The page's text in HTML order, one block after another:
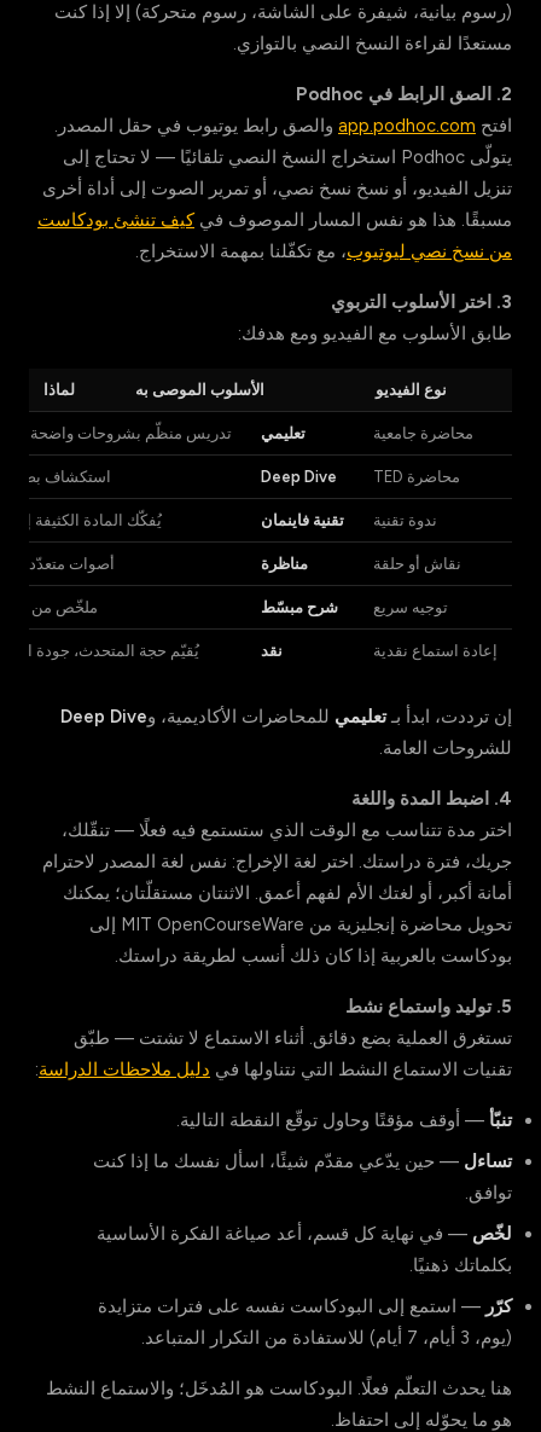
(رسوم بيانية، شيفرة على الشاشة، رسوم متحركة) إلا إذا كنت
مستعدًا لقراءة النسخ النصي بالتوازي.
2. الصق الرابط في Podhoc
افتح app.podhoc.com والصق رابط يوتيوب في حقل المصدر.
يتولّى Podhoc استخراج النسخ النصي تلقائيًا — لا تحتاج إلى
تنزيل الفيديو، أو نسخ نسخ نصي، أو تمرير الصوت إلى أداة أخرى
مسبقًا. هذا هو نفس المسار الموصوف فيكيف تنشئ بودكاست
من نسخ نصي ليوتيوب، مع تكفّلنا بمهمة الاستخراج.
3. اختر الأسلوب التربوي
طابق الأسلوب مع الفيديو ومع هدفك:
نوع الفيديو الأسلوب الموصى به لماذا
محاضرة جامعية تعليمي تدريس منظّم بشروحات واضحة
محاضرة TED Deep Dive استكشاف
ندوة تقنية تقنية فاينمان يُفكّك المادة الكثيفة إلى
نقاش أو حلقة مناظرة أصوات متعدّدة
توجيه سريع شرح مبسّط ملخّص من 5 إلى 10 دقائق للقاء الأول
إعادة استماع نقدية نقد يُقيّم حجة المتحدث، جودة
إن ترددت، ابدأ بـتعليمي للمحاضرات الأكاديمية، وDeep Dive
للشروحات العامة.
4. اضبط المدة واللغة
اختر مدة تتناسب مع الوقت الذي ستستمع فيه فعلًا — تنقّلك،
جريك، فترة دراستك. اختر لغة الإخراج: نفس لغة المصدر لاحترام
أمانة أكبر، أو لغتك الأم لفهم أعمق. الاثنتان مستقلّتان؛ يمكنك
تحويل محاضرة إنجليزية من MIT OpenCourseWare إلى
بودكاست بالعربية إذا كان ذلك أنسب لطريقة دراستك.
5. توليد واستماع نشط
تستغرق العملية بضع دقائق. أثناء الاستماع لا تشتت — طبّق
تقنيات الاستماع النشط التي نتناولها في دليل ملاحظات الدراسة:
تنبّأ — أوقف مؤقتًا وحاول توقّع النقطة التالية.
تساءل — حين يدّعي مقدّم شيئًا، اسأل نفسك ما إذا كنت
توافق.
لخّص — في نهاية كل قسم، أعد صياغة الفكرة الأساسية
بكلماتك ذهنيًا.
كرّر — استمع إلى البودكاست نفسه على فترات متزايدة
(يوم، 3 أيام، 7 أيام) للاستفادة من التكرار المتباعد.
هنا يحدث التعلّم فعلًا. البودكاست هو المُدخَل؛ والاستماع النشط
هو ما يحوّله إلى احتفاظ.